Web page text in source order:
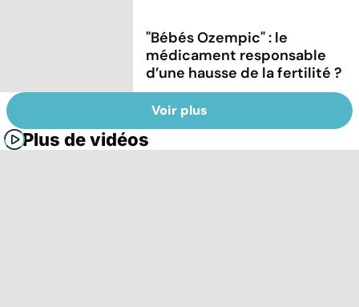
"Bébés Ozempic" : le
médicament responsable
d’une hausse de la fertilité ?
Voir plus
Plus de vidéos